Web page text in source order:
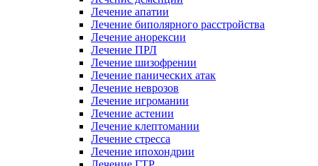
Лечение апатии
Лечение биполярного расстройства
Лечение анорексии
Лечение ПРЛ
Лечение шизофрении
Лечение панических атак
Лечение неврозов
Лечение игромании
Лечение астении
Лечение клептомании
Лечение стресса
Лечение ипохондрии